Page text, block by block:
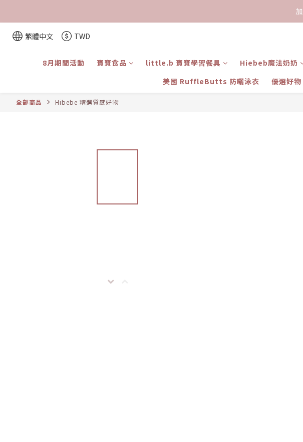
限時
繁體中文 TWD
8月期間活動 寶寶食品 little.b 寶寶學習餐具 Hiebeb魔法奶奶
美國 RuffleButts 防曬泳衣
優選好物
全部商品 Hibebe 精選質感好物